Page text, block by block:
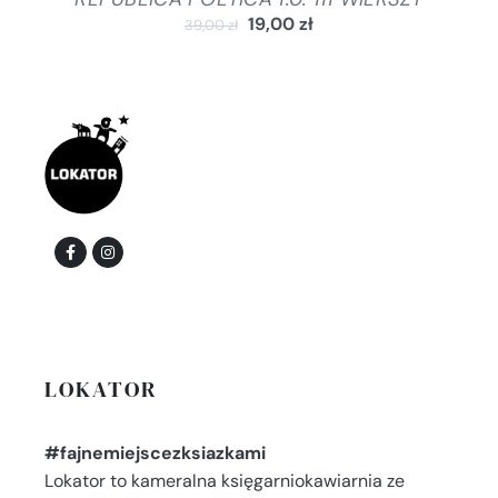
39,00zł 19,00zł
LOKATOR
#fajnemiejscezksiazkami
Lokator to kameralna księgarniokawiarnia ze